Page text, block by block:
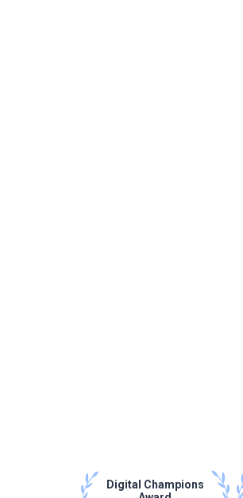
Digital Champions